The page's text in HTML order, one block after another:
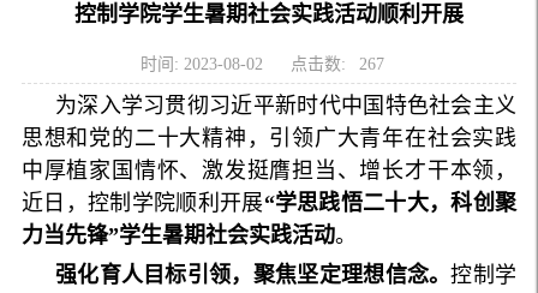
控制学院学生暑期社会实践活动顺利开展
时间: 2023-08-02 点击数: 267
为深入学习贯彻习近平新时代中国特色社会主义
思想和 党的二十大精神 ，引领广大青年在社会实践
中厚植家国情怀、激发挺膺担当、增长才干本领，
近日，控制学院顺利开展“学思践悟二十大，科创聚
力当先锋”学生暑期社会实践活动。
强化育人目标引领，聚焦坚定理想信念。控制学